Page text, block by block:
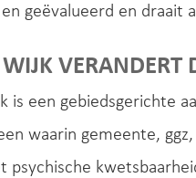
geëvalueerd en draait
VERANDERT
is een gebiedsgerichte
waarin gemeente,
psychische